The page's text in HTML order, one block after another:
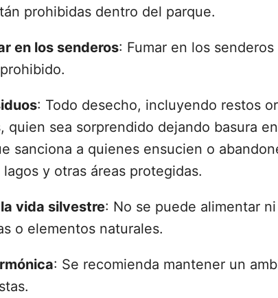
prohibidas dentro del parque.
en los senderos: Fumar en los
: Todo desecho, incluyendo restos
quien sea sorprendido dejando basura
sanciona a quienes ensucien o
y otras áreas protegidas.
vida silvestre: No se puede alimentar
o elementos naturales.
: Se recomienda mantener un